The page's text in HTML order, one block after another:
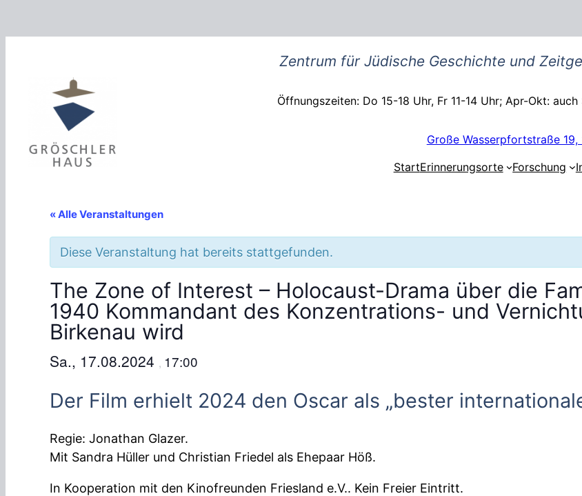
Zentrum für Jüdische Geschichte und
Öffnungszeiten: Do 15-18 Uhr, Fr 11-14 Uhr; Apr-Okt: auch
Große Wasserpfortstraße
StartErinnerungsorte Forschung
« Alle Veranstaltungen
Diese Veranstaltung hat bereits stattgefunden.
The Zone of Interest – Holocaust-Drama über die
1940 Kommandant des Konzentrations- und
Birkenau wird
Sa., 17.08.2024 , 17:00
Der Film erhielt 2024 den Oscar als „bester
Regie: Jonathan Glazer.
Mit Sandra Hüller und Christian Friedel als Ehepaar Höß.
In Kooperation mit den Kinofreunden Friesland e.V.. Kein Freier Eintritt.